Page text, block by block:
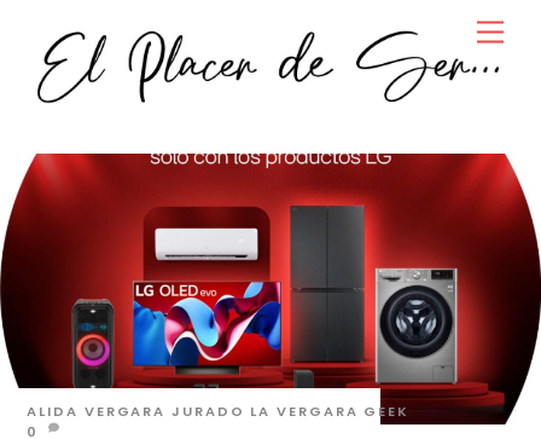
content
ALIDA VERGARA JURADO LA VERGARA GEEK
0